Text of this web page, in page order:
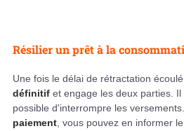
Résilier un prêt à la
Une fois le délai de rétractation
définitif et engage les deux parties.
possible d'interrompre les
paiement , vous pouvez en informer